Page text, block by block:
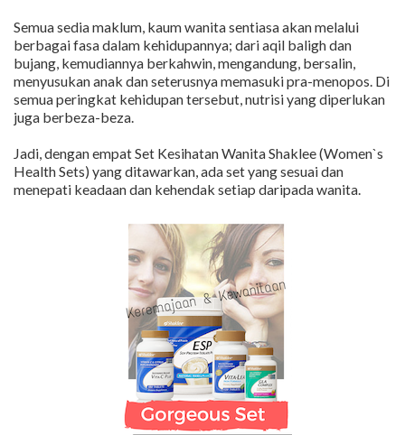
Semua sedia maklum, kaum wanita sentiasa akan melalui
berbagai fasa dalam kehidupannya; dari aqil baligh dan
bujang, kemudiannya berkahwin, mengandung, bersalin,
menyusukan anak dan seterusnya memasuki pra-menopos. Di
semua peringkat kehidupan tersebut, nutrisi yang diperlukan
juga berbeza-beza.
Jadi, dengan empat Set Kesihatan Wanita Shaklee (Women`s
Health Sets) yang ditawarkan, ada set yang sesuai dan
menepati keadaan dan kehendak setiap daripada wanita.